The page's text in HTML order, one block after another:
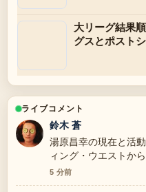
大リーグ結果
グスとポスト
ライブコメント
鈴木 蒼
湯原昌幸の現在と活
ィング・ウエストか
の報道は丁寧で、流
5 分前